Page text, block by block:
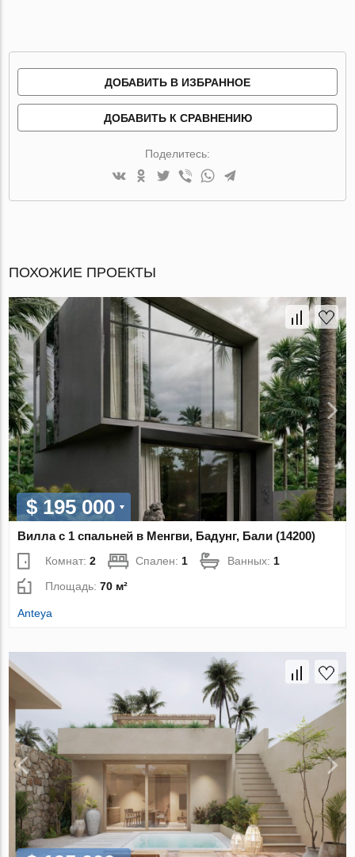
ДОБАВИТЬ В ИЗБРАННОЕ
ДОБАВИТЬ К СРАВНЕНИЮ
Поделитесь:
ПОХОЖИЕ ПРОЕКТЫ
$ 195 000
Вилла с 1 спальней в Менгви, Бадунг, Бали (14200)
Комнат:2 Спален:1 Ванных:1
Площадь:70 м²
Anteya